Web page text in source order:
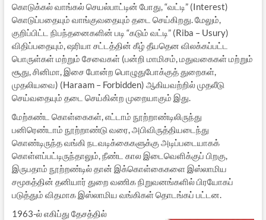
கொடுக்கல் வாங்கல் செயல்பாட்டின் போது, “வட்டி” (Interest)
கொடுப்பதையும் வாங்குவதையும் தடை செய்கிறது. மேலும்,
குறிப்பிட்ட நிபந்தனைகளின் படி “கடும் வட்டி” (Riba – Usury)
விதிப்பதையும், ஷரியா சட்டத்தின் கீழ் தீயதென விலக்கப்பட்ட
பொருள்கள் மற்றும் சேவைகள் (பன்றி மாமிசம், மதுவகைகள் மற்றும்
சூது, சினிமா, இசை போன்ற பொழுதுபோக்குத் துறைகள்,
முதலியவை) (Haraam – Forbidden) ஆகியவற்றில் முதலீடு
செய்வதையும் தடை செய்கின்ற முறையாகும் இது.
மேற்கண்ட கொள்கைகள், எட்டாம் நூற்றாண்டிலிருந்து
பனிரெண்டாம் நூற்றாண்டு வரை, அபிவிருத்தியடைந்து
கொண்டிருந்த வங்கி நடவடிக்கைகளுக்கு அடிப்படையாகக்
கொள்ளப்பட்டிருந்தாலும், நீண்ட கால இடைவெளிக்குப் பிறகு,
இருபதாம் நூற்றண்டில் தான் இக்கொள்கைகளை இஸ்லாமிய
சமூகத்தின் தனியார் துறை வணிக நிறுவனங்களில் பிரயோகப்
படுத்தும் விதமாக இஸ்லாமிய வங்கிகள் தொடங்கப் பட்டன.
1963-ல் எகிப்து தேசத்தில்